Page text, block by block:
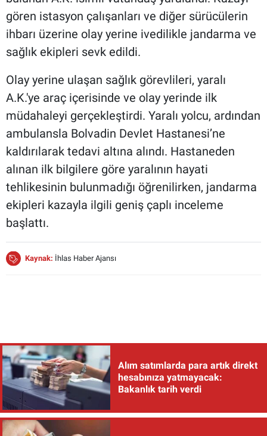
gören istasyon çalışanları ve diğer sürücülerin
ihbarı üzerine olay yerine ivedilikle jandarma ve
sağlık ekipleri sevk edildi.
Olay yerine ulaşan sağlık görevlileri, yaralı
A.K.'ye araç içerisinde ve olay yerinde ilk
müdahaleyi gerçekleştirdi. Yaralı yolcu, ardından
ambulansla Bolvadin Devlet Hastanesi’ne
kaldırılarak tedavi altına alındı. Hastaneden
alınan ilk bilgilere göre yaralının hayati
tehlikesinin bulunmadığı öğrenilirken, jandarma
ekipleri kazayla ilgili geniş çaplı inceleme
başlattı.
Kaynak: İhlas Haber Ajansı
Alım satımlarda para artık direkt
hesabınıza yatmayacak:
Bakanlık tarih verdi